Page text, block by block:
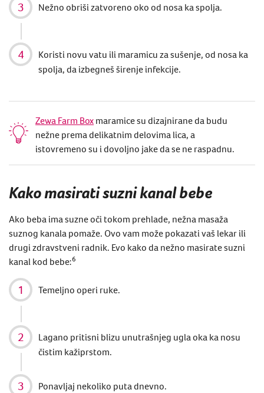
Nežno obriši zatvoreno oko od nosa ka spolja.
Koristi novu vatu ili maramicu za sušenje, od nosa ka
spolja, da izbegneš širenje infekcije.
Zewa Farm Box maramice su dizajnirane da budu
nežne prema delikatnim delovima lica, a
istovremeno su i dovoljno jake da se ne raspadnu.
Kako masirati suzni kanal bebe
Ako beba ima suzne oči tokom prehlade, nežna masaža
suznog kanala pomaže. Ovo vam može pokazati vaš lekar ili
drugi zdravstveni radnik. Evo kako da nežno masirate suzni
kanal kod bebe:6
Temeljno operi ruke.
Lagano pritisni blizu unutrašnjeg ugla oka ka nosu
čistim kažiprstom.
Ponavljaj nekoliko puta dnevno.